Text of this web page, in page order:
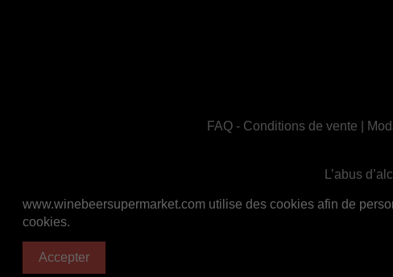
FAQ- Conditions de vente
L’abus
www.winebeersupermarket.com utilise des cookies afin de
cookies.
Accepter